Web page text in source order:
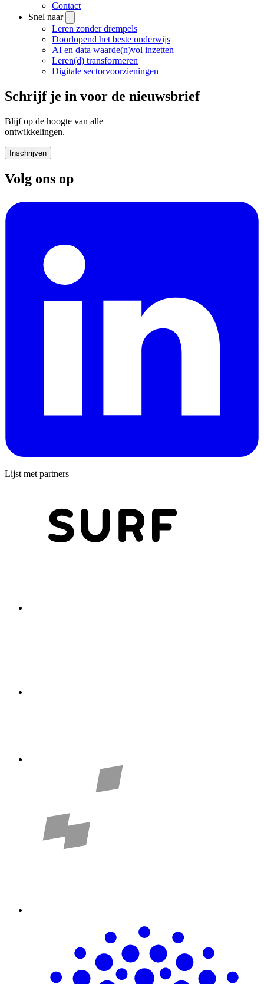
Contact
Snel naar
Leren zonder drempels
Doorlopend het beste onderwijs
AI en data waarde(n)vol inzetten
Leren(d) transformeren
Digitale sectorvoorzieningen
Schrijf je in voor de nieuwsbrief
Blijf op de hoogte van alle
ontwikkelingen.
Inschrijven
Volg ons op
Lijst met partners